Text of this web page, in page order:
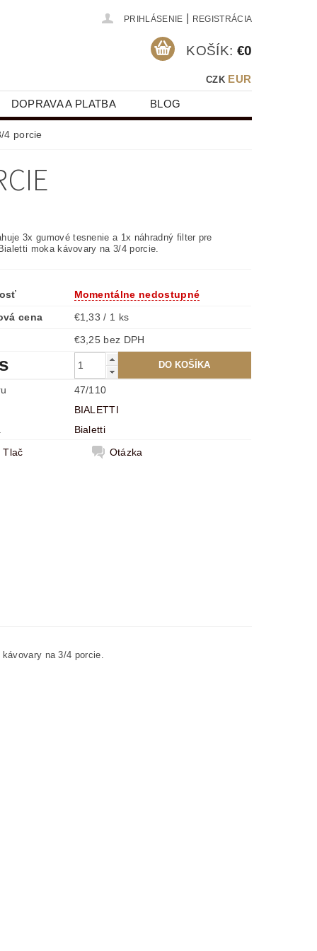
PRIHLÁSENIE REGISTRÁCIA
CZK EUR
KOŠÍK: €0
DOPRAVA A PLATBA BLOG
4 porcie
3x gumové tesnenie a 1x náhradný filter pre
moka kávovary na 3/4 porcie.
Momentálne nedostupné
cena
€1,33 / 1 ks
€3,25 bez DPH
47/110
BIALETTI
Bialetti
Tlač
Otázka
na 3/4 porcie.